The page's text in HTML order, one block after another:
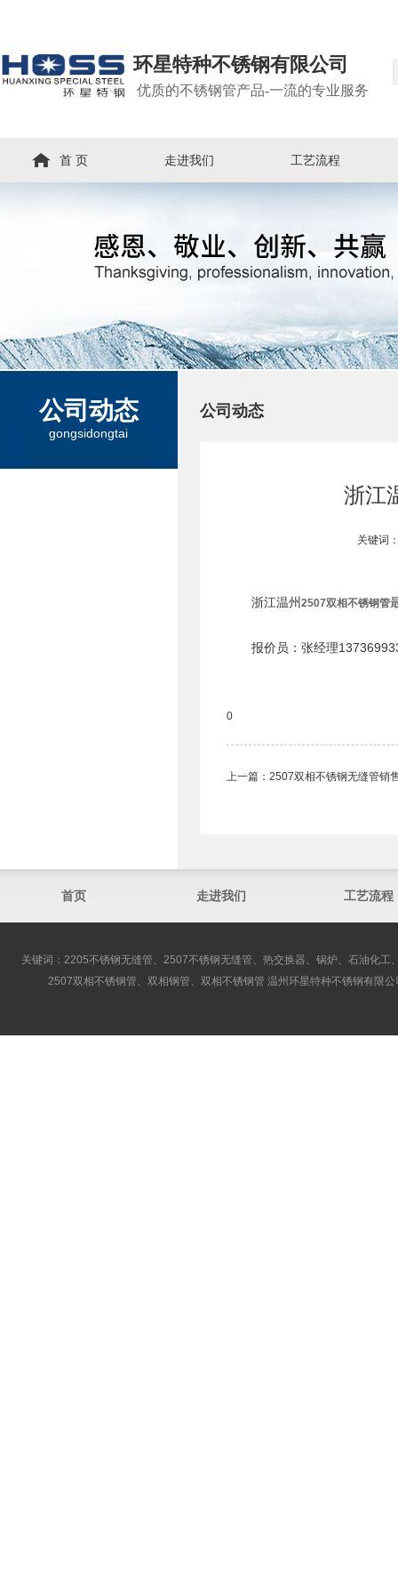
环星特种不锈钢有限公司
优质的不锈钢管产品-一流的专业服务
首 页 走进我们 工艺流程
公司动态
gongsidongtai
公司动态
浙江
关键词
浙江温州 2507双相不锈钢管
报价员：张经理
0
上一篇： 2507双相不锈钢无缝管销
首页 走进我们 工艺流程
关键词：2205不锈钢无缝管、2507不锈钢无缝管、热交换器、锅炉、石油化
2507双相不锈钢管、双相钢管、双相不锈钢管 温州环星特种不锈钢有限